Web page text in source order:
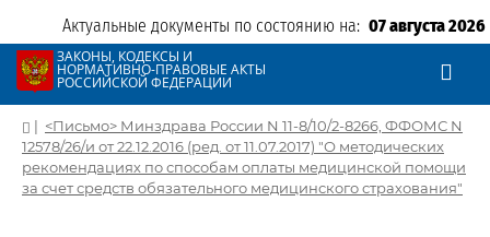
Актуальные документы по состоянию на: 07 августа 2026
ЗАКОНЫ, КОДЕКСЫ И
НОРМАТИВНО-ПРАВОВЫЕ АКТЫ
РОССИЙСКОЙ ФЕДЕРАЦИИ
| <Письмо> Минздрава России N 11-8/10/2-8266, ФФОМС N
12578/26/и от 22.12.2016 (ред. от 11.07.2017) "О методических
рекомендациях по способам оплаты медицинской помощи
за счет средств обязательного медицинского страхования"